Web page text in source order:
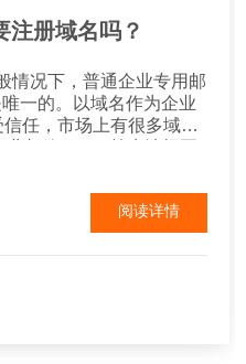
注册域名吗？
情况下，普通企业专用邮
一的。以域名作为企业
任，市场上有很多域名
提供企业
企业信息，以及购买企业
请企业邮箱时，服务提
箱申请表会给您发送;您
阅读详情